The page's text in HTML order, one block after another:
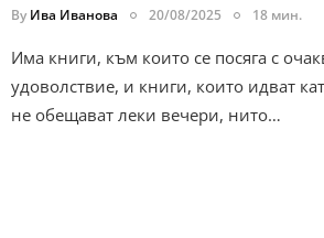
By Ива Иванова 20/08/2025 18 мин.
Има книги, към които се посяга с
удоволствие, и книги, които идват
не обещават леки вечери, нито…